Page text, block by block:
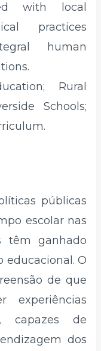
with local
practices
human
Rural
Schools;
públicas
escolar nas
têm ganhado
educacional. O
de que
experiências
capazes de
dos